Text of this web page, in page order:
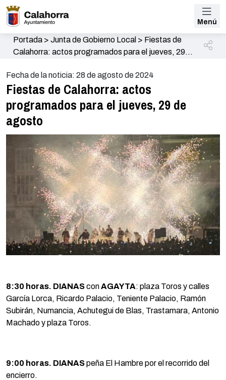
Menú
Portada> Junta de Gobierno Local > Fiestas de
Calahorra: actos programados para el jueves, 29
Fecha de la noticia: 28 de agosto de 2024
Fiestas de Calahorra: actos
programados para el jueves, 29 de
agosto
8:30 horas. DIANASconAGAYTA: plaza Toros y calles
García Lorca, Ricardo Palacio, Teniente Palacio, Ramón
Subirán, Numancia, Achutegui de Blas, Trastamara, Antonio
Machado y plaza Toros.
9:00 horas. DIANASpeña El Hambre por el recorrido del
encierro.